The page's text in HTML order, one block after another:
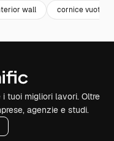
wall cornice vuota
tuoi migliori lavori. Oltre
agenzie e studi.